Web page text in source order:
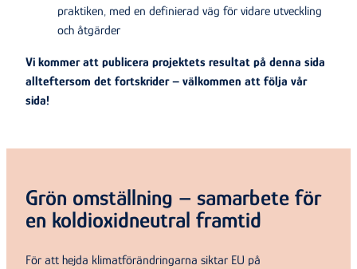
praktiken, med en definierad väg för vidare utveckling
och åtgärder
Vi kommer att publicera projektets resultat på denna sida
allteftersom det fortskrider – välkommen att följa vår
sida!
Grön omställning – samarbete för
en koldioxidneutral framtid
För att hejda klimatförändringarna siktar EU på